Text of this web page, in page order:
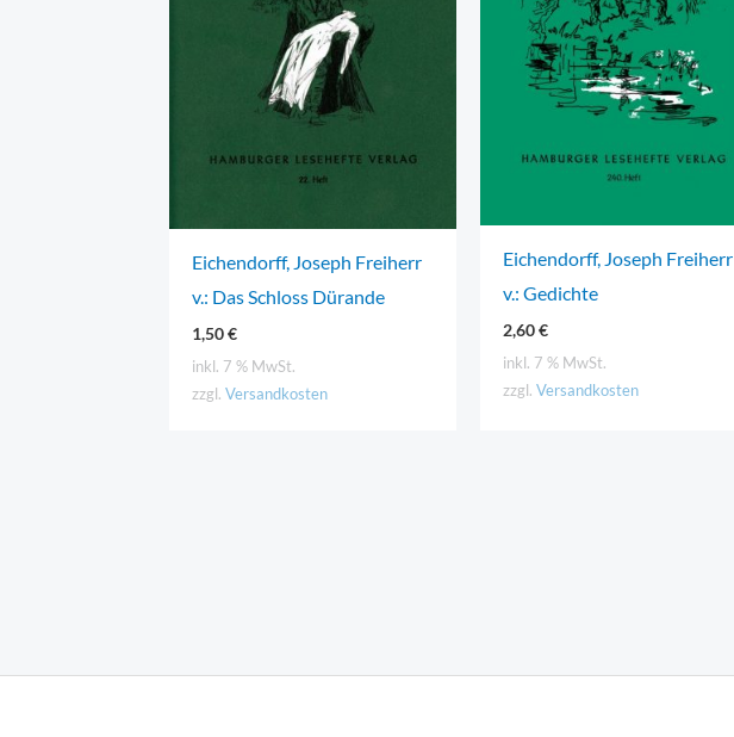
Eichendorff, Joseph Freiherr
v.: Das Schloss Dürande
1,50€
inkl. 7 % MwSt.
zzgl. Versandkosten
Eichendorff, Joseph Freiherr
v.: Gedichte
2,60€
inkl. 7 % MwSt.
zzgl. Versandkosten